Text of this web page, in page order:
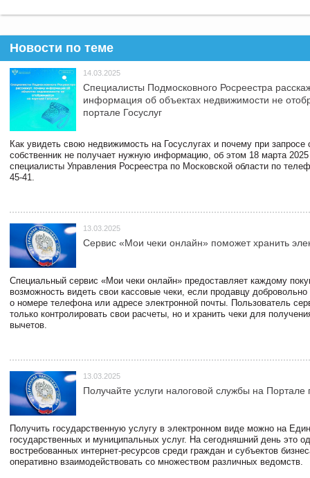
Новости по теме
14.03.2025
Специалисты Подмосковного Росреестра
информация об объектах недвижимости не
портале Госуслуг
Как увидеть свою недвижимость на Госуслугах и почему при запросе
собственник не получает нужную информацию, об этом 18 марта 2025
специалисты Управления Росреестра по Московской области по
45-41.
13.03.2025
Сервис «Мои чеки онлайн» поможет хранить
Специальный сервис «Мои чеки онлайн» предоставляет каждому
возможность видеть свои кассовые чеки, если продавцу
о номере телефона или адресе электронной почты. Пользователь
только контролировать свои расчеты, но и хранить чеки для
вычетов.
13.03.2025
Получайте услуги налоговой службы на Портале
Получить государственную услугу в электронном виде можно на
государственных и муниципальных услуг. На сегодняшний день это
востребованных интернет-ресурсов среди граждан и субъектов
оперативно взаимодействовать со множеством различных ведомств.